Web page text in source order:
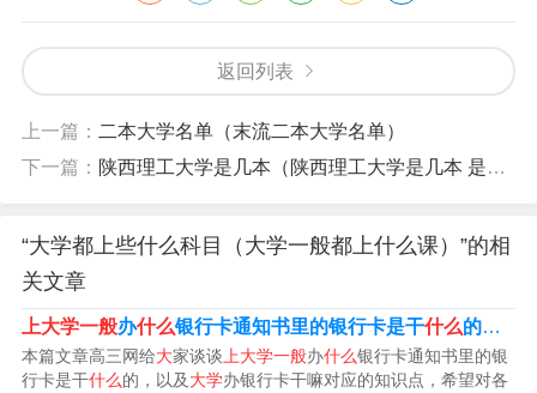
大学本科公共必修课有哪些
大学必修课有：公共课必修课包括：思政类、英语、数
有专业都要共同学习的以及本专业的核心内容课程；实践
类课程包括：军训、实习和毕业论文的写作等。
大学本科主要的必修课：思想道德修养，马克思原理，毛
泽东理论和概念，英语，中国近代史等，军事理论，专业
返回列表
上一篇： 二本大学名单（末流二本大学名单）
下一篇： 陕西理工大学是几本（陕西理工大学是几本 是一本还是二本）
“大学都上些什么科目（大学一般都上什么课）”的相
关文章
上大学一般办什么银行卡通知书里的银行卡是干什么的（
本篇文章高三网给大家谈谈 上大学一般办什么银行卡通知书里的银
行卡是干什么的，以及大学办银行卡干嘛对应的知识点，希望对各